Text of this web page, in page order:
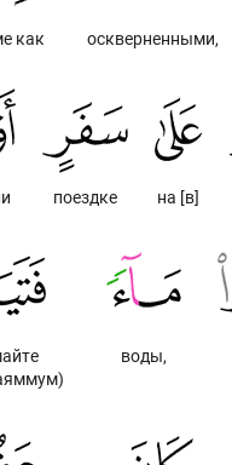
оскверненными,
как
на [в]
поездке
воды,